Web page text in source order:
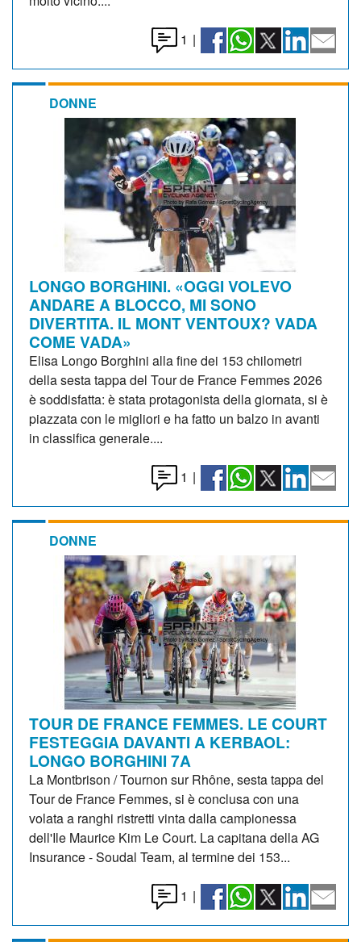
1 |
DONNE
LONGO BORGHINI. «OGGI VOLEVO
ANDARE A BLOCCO, MI SONO
DIVERTITA. IL MONT VENTOUX? VADA
COME VADA»
Elisa Longo Borghini alla fine dei 153 chilometri
della sesta tappa del Tour de France Femmes 2026
è soddisfatta: è stata protagonista della giornata, si è
piazzata con le migliori e ha fatto un balzo in avanti
in classifica generale....
1 |
DONNE
TOUR DE FRANCE FEMMES. LE COURT
FESTEGGIA DAVANTI A KERBAOL:
LONGO BORGHINI 7A
La Montbrison / Tournon sur Rhône, sesta tappa del
Tour de France Femmes, si è conclusa con una
volata a ranghi ristretti vinta dalla campionessa
dell'Ile Maurice Kim Le Court. La capitana della AG
Insurance - Soudal Team, al termine dei 153...
1 |